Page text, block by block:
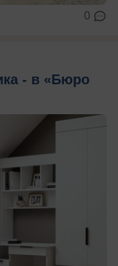
0
- в «Бюро